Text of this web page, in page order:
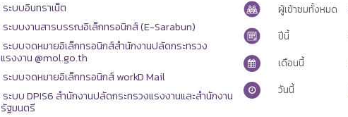
ระบบอินทราเน็ต
ระบบงานสารบรรณอิเล็กทรอนิกส์ (E-Sarabun)
ระบบจดหมายอิเล็กทรอนิกส์สำนักงานปลัดกระทรวง
แรงงาน @mol.go.th
ระบบจดหมายอิเล็กทรอนิกส์ workD Mail
ระบบ DPIS6 สำนักงานปลัดกระทรวงแรงงานและสำนักงาน
รัฐมนตรี
ผู้เข้าชมทั้งหมด
ปีนี้
เดือนนี้
วันนี้